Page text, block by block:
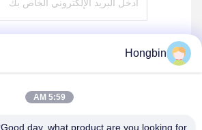
Hongbin
5:59 AM
Good day, what product are you looking for?